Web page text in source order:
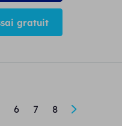
gratuit
6 7 8 →